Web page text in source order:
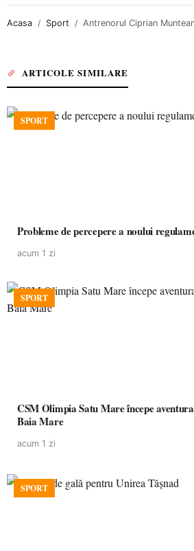
Acasa Sport Antrenorul Ciprian
ARTICOLE SIMILARE
SPORT
Probleme de percepere a noului
acum 1 zi
SPORT
CSM Olimpia Satu Mare începe aventura în Cupa României
Baia Mare
acum 1 zi
SPORT